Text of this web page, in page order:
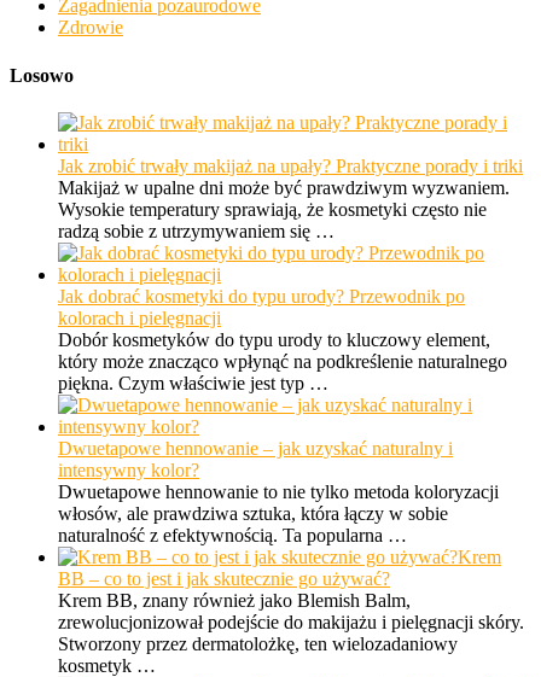
Zagadnienia pozaurodowe
Zdrowie
Losowo
Jak zrobić trwały makijaż na upały? Praktyczne porady i triki
Makijaż w upalne dni może być prawdziwym wyzwaniem.
Wysokie temperatury sprawiają, że kosmetyki często nie
radzą sobie z utrzymywaniem się …
Jak dobrać kosmetyki do typu urody? Przewodnik po
kolorach i pielęgnacji
Dobór kosmetyków do typu urody to kluczowy element,
który może znacząco wpłynąć na podkreślenie naturalnego
piękna. Czym właściwie jest typ …
Dwuetapowe hennowanie – jak uzyskać naturalny i
intensywny kolor?
Dwuetapowe hennowanie to nie tylko metoda koloryzacji
włosów, ale prawdziwa sztuka, która łączy w sobie
naturalność z efektywnością. Ta popularna …
Krem
BB – co to jest i jak skutecznie go używać?
Krem BB, znany również jako Blemish Balm,
zrewolucjonizował podejście do makijażu i pielęgnacji skóry.
Stworzony przez dermatolożkę, ten wielozadaniowy
kosmetyk …